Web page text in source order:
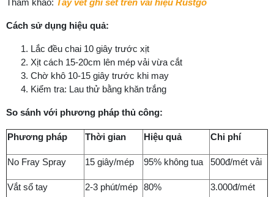
Tham khảo: Tẩy vết ghỉ sét trên vải hiệu Rustgo
Cách sử dụng hiệu quả:
Lắc đều chai 10 giây trước xịt
Xịt cách 15-20cm lên mép vải vừa cắt
Chờ khô 10-15 giây trước khi may
Kiểm tra: Lau thử bằng khăn trắng
So sánh với phương pháp thủ công:
Phương pháp Thời gian Hiệu quả Chi phí
No Fray Spray 15 giây/mép 95% không tua 500đ/mét vải
Vắt sổ tay 2-3 phút/mép 80% 3.000đ/mét